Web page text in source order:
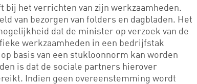
bij het verrichten van zijn werkzaamheden.
van bezorgen van folders en dagbladen. Het
dat de minister op verzoek van de
werkzaamheden in een bedrijfstak
basis van een stukloonnorm kan worden
is dat de sociale partners hierover
Indien geen overeenstemming wordt